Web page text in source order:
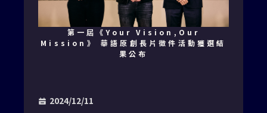
第一屆《Your Vision,Our
Mission》 華語原創長片徵件活動獲選結
果公布
2024/12/11